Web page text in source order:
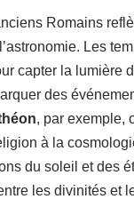
Romains
Les
capter la lumière
des
, par exemple,
à la
du soleil et des
les divinités et